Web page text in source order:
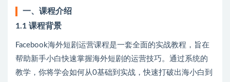
一、课程介绍
1.1 课程背景
Facebook海外短剧运营课程是一套全面的实战教程，旨在
帮助新手小白快速掌握海外短剧的运营技巧。通过系统的
教学，你将学会如何从0基础到实战，快速打破出海小白到